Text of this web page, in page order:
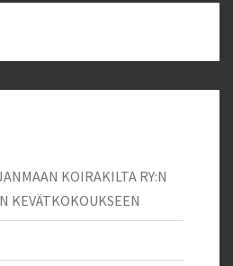
KOIRAKILTA RY:N
KEVÄTKOKOUKSEEN